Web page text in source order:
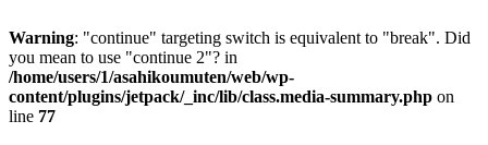
Warning: "continue" targeting switch is equivalent to "break". Did
you mean to use "continue 2"? in
/home/users/1/asahikoumuten/web/wp-
content/plugins/jetpack/_inc/lib/class.media-summary.php on
line 77